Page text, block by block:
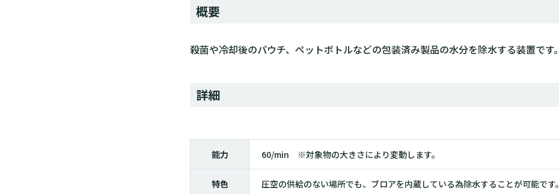
概要
殺菌や冷却後のパウチ、ペットボトルなどの包装済み製品の水分を除水する装置です。
詳細
能力 60/min ※対象物の大きさにより変動します。
特色
圧空の供給のない場所でも、ブロアを内蔵している為除水することが可能です。